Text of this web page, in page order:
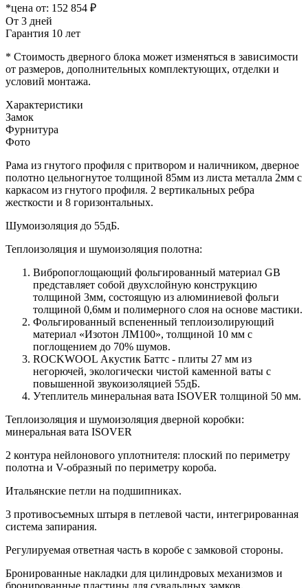
*цена от: 152 854 ₽
От 3 дней
Гарантия 10 лет
* Стоимость дверного блока может изменяться в зависимости
от размеров, дополнительных комплектующих, отделки и
условий монтажа.
Характеристики
Замок
Фурнитура
Фото
Рама из гнутого профиля с притвором и наличником, дверное
полотно цельногнутое толщиной 85мм из листа металла 2мм c
каркасом из гнутого профиля. 2 вертикальных ребра
жесткости и 8 горизонтальных.
Шумоизоляция до 55дБ.
Теплоизоляция и шумоизоляция полотна:
Вибропоглощающий фольгированный материал GB
представляет собой двухслойную конструкцию
толщиной 3мм, состоящую из алюминиевой фольги
толщиной 0,6мм и полимерного слоя на основе мастики.
Фольгированный вспененный теплоизолирующий
материал «Изотон ЛМ100», толщиной 10 мм с
поглощением до 70% шумов.
ROCKWOOL Акустик Баттс - плиты 27 мм из
негорючей, экологически чистой каменной ваты с
повышенной звукоизоляцией 55дБ.
Утеплитель минеральная вата ISOVER толщиной 50 мм.
Теплоизоляция и шумоизоляция дверной коробки:
минеральная вата ISOVER
2 контура нейлонового уплотнителя: плоский по периметру
полотна и V-образный по периметру короба.
Итальянские петли на подшипниках.
3 противосъемных штыря в петлевой части, интегрированная
система запирания.
Регулируемая ответная часть в коробе с замковой стороны.
Бронированные накладки для цилиндровых механизмов и
бронированные пластины для сувальдных замков.